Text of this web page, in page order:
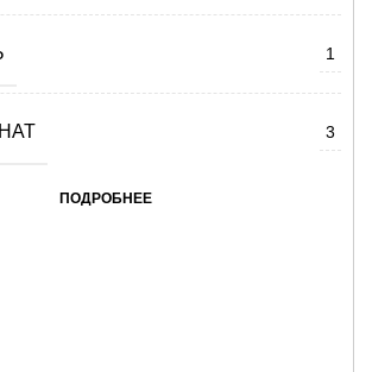
1
3
ПОДРОБНЕЕ